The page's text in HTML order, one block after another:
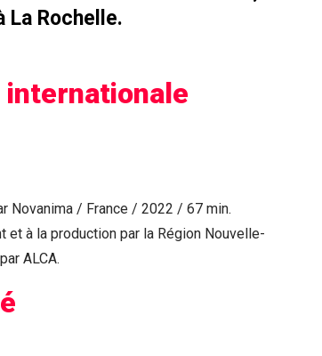
La Rochelle.
Novanima / France / 2022 / 67 min.
et à la production par la Région Nouvelle-
ALCA.